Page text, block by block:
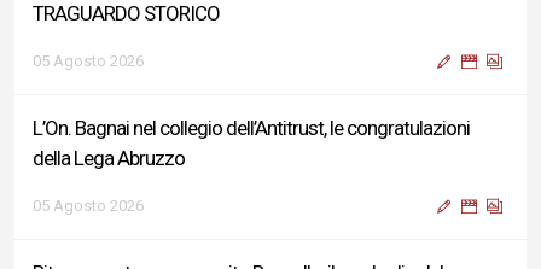
TRAGUARDO STORICO
05 Agosto 2026
L’On. Bagnai nel collegio dell’Antitrust, le congratulazioni
della Lega Abruzzo
05 Agosto 2026